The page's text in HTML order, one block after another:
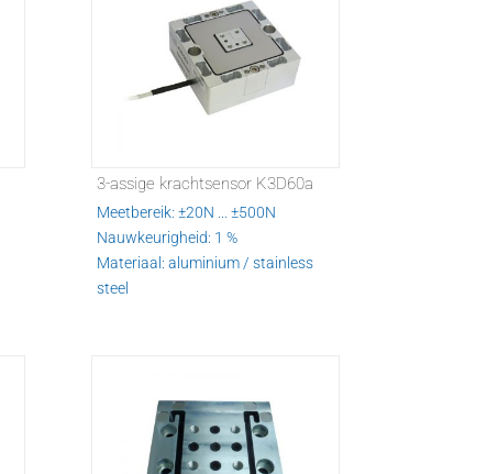
3-assige krachtsensor K3D60a
Meetbereik: ±20N ... ±500N
Nauwkeurigheid: 1 %
Materiaal: aluminium / stainless
steel